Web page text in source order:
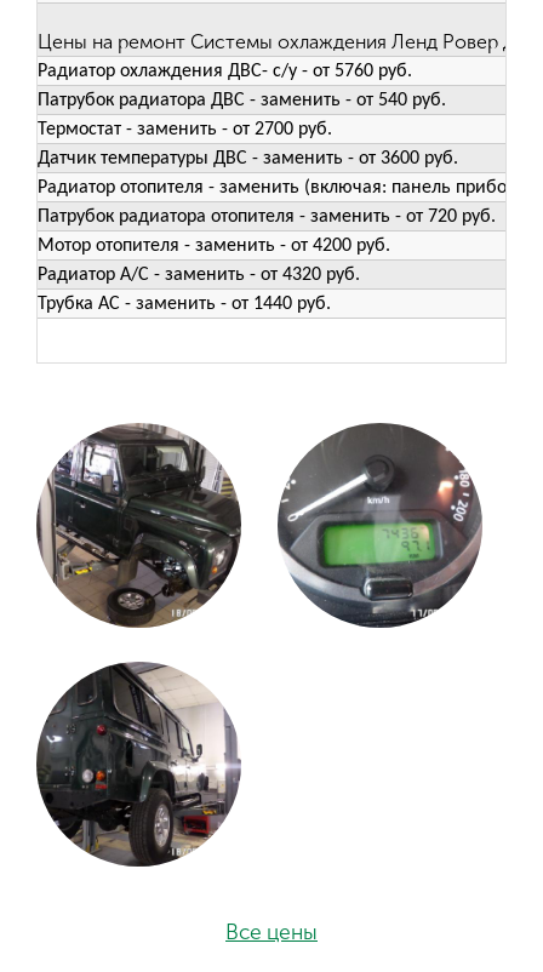
Цены на ремонт Системы охлаждения Ленд Ровер
Радиатор охлаждения ДВС- с/у - от 5760 руб.
Патрубок радиатора ДВС - заменить - от 540 руб.
Термостат - заменить - от 2700 руб.
Датчик температуры ДВС - заменить - от 3600 руб.
Радиатор отопителя - заменить (включая: панель приборов
Патрубок радиатора отопителя - заменить - от 720 руб.
Мотор отопителя - заменить - от 4200 руб.
Радиатор А/С - заменить - от 4320 руб.
Трубка АС - заменить - от 1440 руб.
Все цены